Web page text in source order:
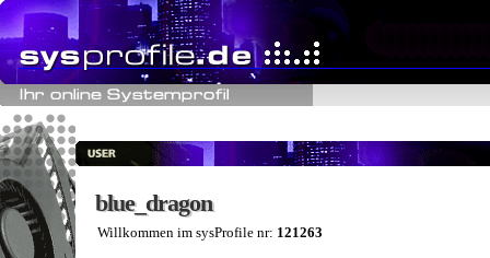
blue_dragon
blue_dragon
Willkommen im sysProfile nr: 121263